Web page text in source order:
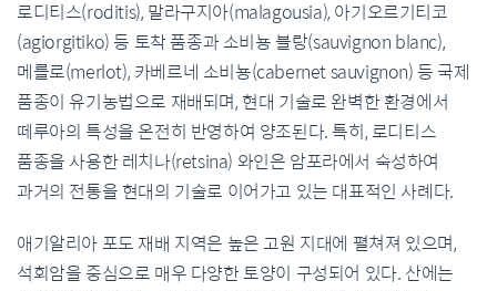
로디티스(roditis), 말라구지아(malagousia), 아기오르기티코
(agiorgitiko) 등 토착 품종과 소비뇽 블랑(sauvignon blanc),
메를로(merlot), 카베르네 소비뇽(cabernet sauvignon) 등 국제
품종이 유기농법으로 재배되며, 현대 기술로 완벽한 환경에서
떼루아의 특성을 온전히 반영하여 양조된다. 특히, 로디티스
품종을 사용한 레치나(retsina) 와인은 암포라에서 숙성하여
과거의 전통을 현대의 기술로 이어가고 있는 대표적인 사례다.
애기알리아 포도 재배 지역은 높은 고원 지대에 펼쳐져 있으며,
석회암을 중심으로 매우 다양한 토양이 구성되어 있다. 산에는